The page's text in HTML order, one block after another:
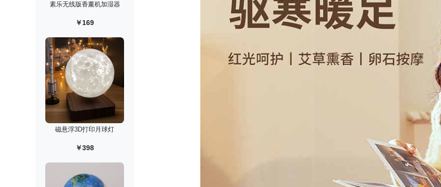
素乐无线版香薰机加湿器
￥169
磁悬浮3D打印月球灯
￥398